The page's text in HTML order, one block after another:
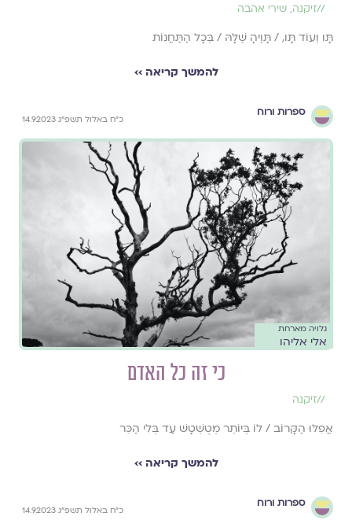
//זיקנה, שירי אהבה
תָּו וְעוֹד תָּו, / תָּוֶיהָ שֶׁלָּהּ / בְּכָל הַתַּחֲנוֹת
להמשך קריאה ››
ספרות ורוח
כ״ח באלול תשפ״ג 14.9.2023
גלויה מארחת
אלי אליהו
כי זה כל האדם
//זיקנה
אֲפִלּוּ הַקָּרוֹב / לוֹ בְּיוֹתֵר מְטֻשְׁטָשׁ עַד בְּלִי הַכֵּר
להמשך קריאה ››
ספרות ורוח
כ״ח באלול תשפ״ג 14.9.2023